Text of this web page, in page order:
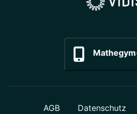
AGB Datenschutz